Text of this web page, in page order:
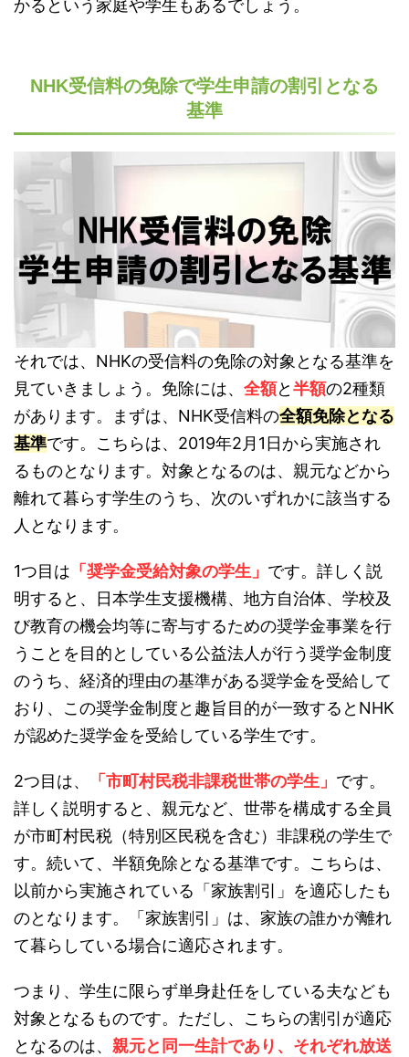
かるという家庭や学生もあるでしょう。
NHK受信料の免除で学生申請の割引となる
基準
それでは、NHKの受信料の免除の対象となる基準を
見ていきましょう。免除には、 全額と半額の2種類
があります。まずは、NHK受信料の全額免除となる
基準です。こちらは、2019年2月1日から実施され
るものとなります。対象となるのは、親元などから
離れて暮らす学生のうち、次のいずれかに該当する
人となります。
1つ目は 「奨学金受給対象の学生」 です。詳しく説
明すると、日本学生支援機構、地方自治体、学校及
び教育の機会均等に寄与するための奨学金事業を行
うことを目的としている公益法人が行う奨学金制度
のうち、経済的理由の基準がある奨学金を受給して
おり、この奨学金制度と趣旨目的が一致するとNHK
が認めた奨学金を受給している学生です。
2つ目は、 「市町村民税非課税世帯の学生」 です。
詳しく説明すると、親元など、世帯を構成する全員
が市町村民税（特別区民税を含む）非課税の学生で
す。続いて、半額免除となる基準です。こちらは、
以前から実施されている「家族割引」を適応したも
のとなります。「家族割引」は、家族の誰かが離れ
て暮らしている場合に適応されます。
つまり、学生に限らず単身赴任をしている夫なども
対象となるものです。ただし、こちらの割引が適応
となるのは、 親元と同一生計であり、それぞれ放送